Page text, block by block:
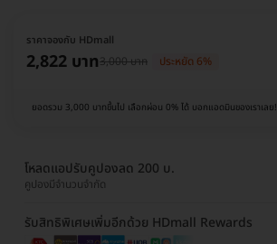
ราคาจองกับ HDmall
2,822 บาท3,000 บาท ประหยัด 6%
ยอดรวม 3,000 บาทขึ้นไป เลือกผ่อน 0% ได้ บอกแอดมินของเราเลย!
โหลดแอปรับคูปองลด 200 บ.
คูปองมีจำนวนจำกัด
รับสิทธิพิเศษเพิ่มอีกด้วย HDmall Rewards